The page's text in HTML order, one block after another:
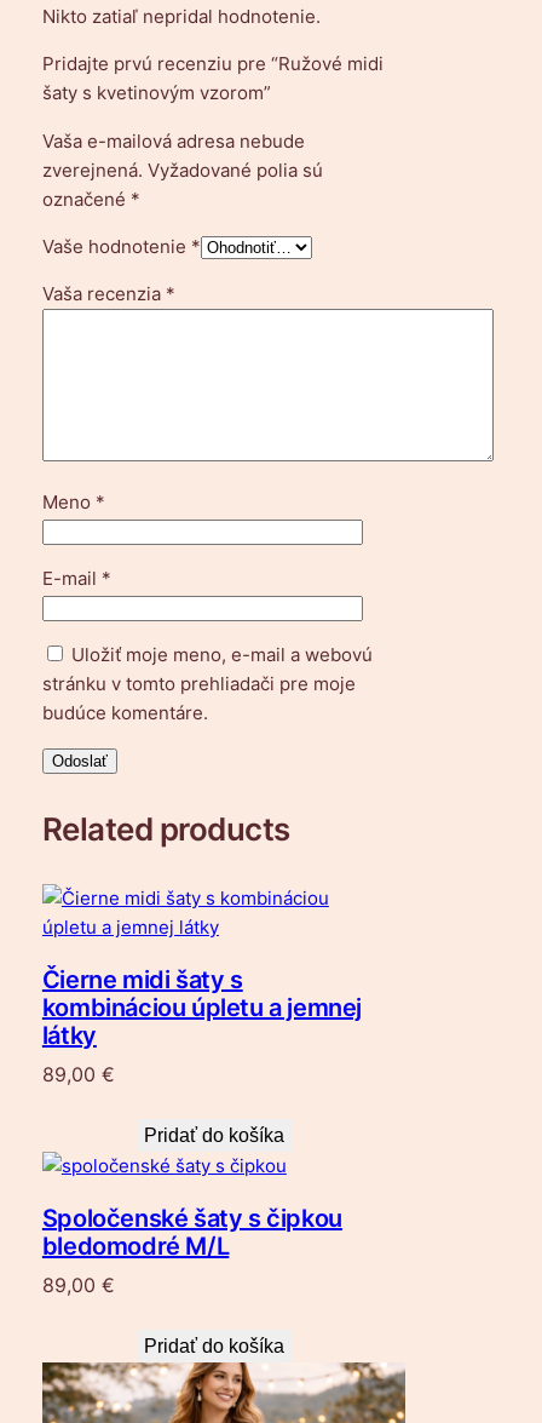
Nikto zatiaľ nepridal hodnotenie.
Pridajte prvú recenziu pre “Ružové midi
šaty s kvetinovým vzorom”
Vaša e-mailová adresa nebude
zverejnená. Vyžadované polia sú
označené *
Vaše hodnotenie *
Vaša recenzia *
Meno *
E-mail *
Uložiť moje meno, e-mail a webovú
stránku v tomto prehliadači pre moje
budúce komentáre.
Related products
Čierne midi šaty s
kombináciou úpletu a jemnej
látky
89,00 €
Pridať do košíka
Spoločenské šaty s čipkou
bledomodré M/L
89,00 €
Pridať do košíka